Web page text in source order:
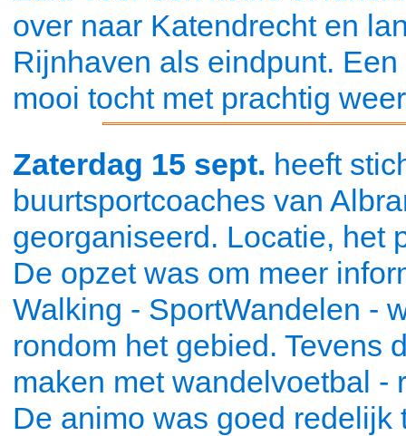
over naar Katendrecht en
Rijnhaven als eindpunt.
mooi tocht met prachtig
Zaterdag 15 sept. heeft
buurtsportcoaches van
georganiseerd. Locatie, het
De opzet was om meer
Walking - SportWandelen -
rondom het gebied. Tevens
maken met wandelvoetbal -
De animo was goed